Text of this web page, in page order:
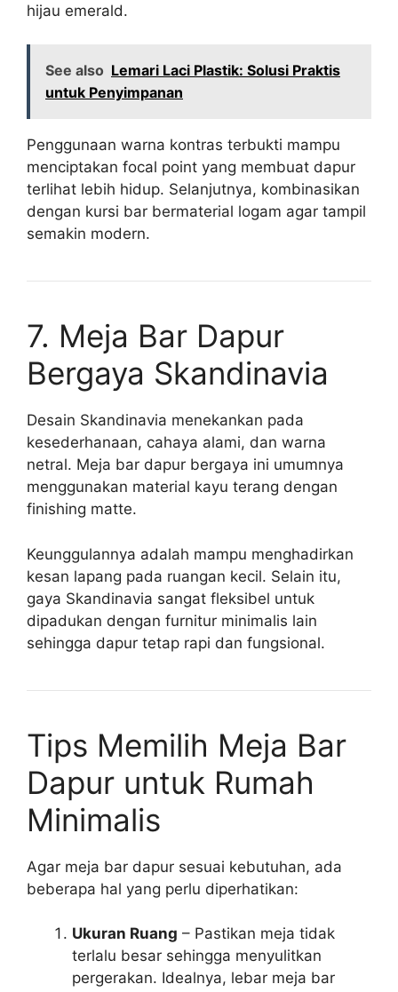
hijau emerald.
See also Lemari Laci Plastik: Solusi Praktis
untuk Penyimpanan
Penggunaan warna kontras terbukti mampu
menciptakan focal point yang membuat dapur
terlihat lebih hidup. Selanjutnya, kombinasikan
dengan kursi bar bermaterial logam agar tampil
semakin modern.
7. Meja Bar Dapur
Bergaya Skandinavia
Desain Skandinavia menekankan pada
kesederhanaan, cahaya alami, dan warna
netral. Meja bar dapur bergaya ini umumnya
menggunakan material kayu terang dengan
finishing matte.
Keunggulannya adalah mampu menghadirkan
kesan lapang pada ruangan kecil. Selain itu,
gaya Skandinavia sangat fleksibel untuk
dipadukan dengan furnitur minimalis lain
sehingga dapur tetap rapi dan fungsional.
Tips Memilih Meja Bar
Dapur untuk Rumah
Minimalis
Agar meja bar dapur sesuai kebutuhan, ada
beberapa hal yang perlu diperhatikan:
Ukuran Ruang – Pastikan meja tidak
terlalu besar sehingga menyulitkan
pergerakan. Idealnya, lebar meja bar